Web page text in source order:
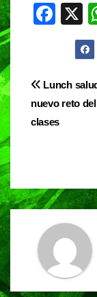
F
e
b
o
X
de
Lunch
nuevo reto
clases